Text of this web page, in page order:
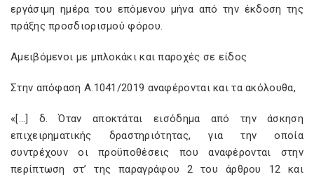
εργάσιμη ημέρα του επόμενου μήνα από την έκδοση της
πράξης προσδιορισμού φόρου.
Αμειβόμενοι με μπλοκάκι και παροχές σε είδος
Στην απόφαση Α.1041/2019 αναφέρονται και τα ακόλουθα,
«[…] δ. Όταν αποκτάται εισόδημα από την άσκηση
επιχειρηματικής δραστηριότητας, για την οποία
συντρέχουν οι προϋποθέσεις που αναφέρονται στην
περίπτωση στ’ της παραγράφου 2 του άρθρου 12 και